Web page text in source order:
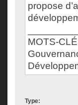
propose
MOTS-
Type: